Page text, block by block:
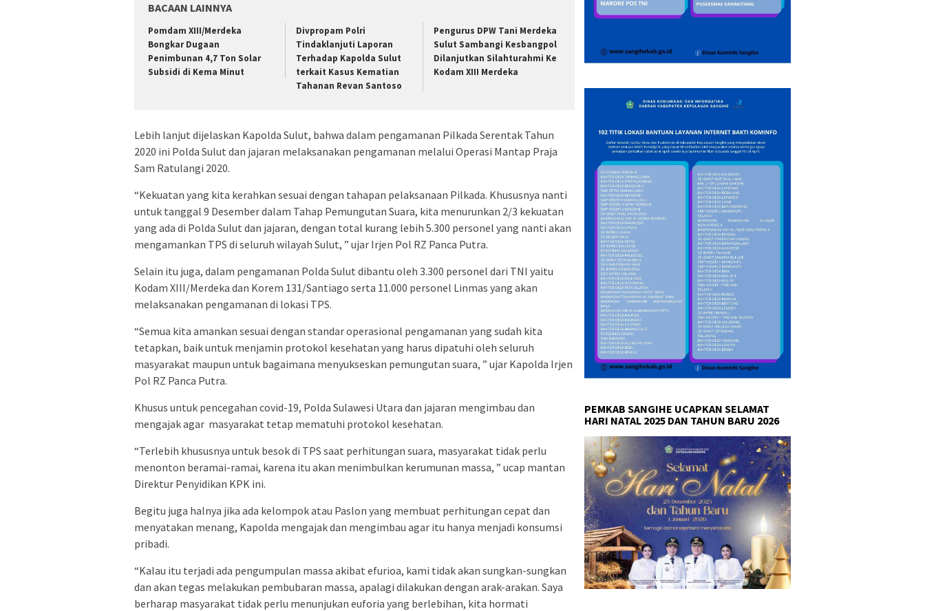
BACAAN LAINNYA
Pomdam XIII/Merdeka
Bongkar Dugaan
Penimbunan 4,7 Ton Solar
Subsidi di Kema Minut
Divpropam Polri
Tindaklanjuti Laporan
Terhadap Kapolda Sulut
terkait Kasus Kematian
Tahanan Revan Santoso
Pengurus DPW Tani Merdeka
Sulut Sambangi Kesbangpol
Dilanjutkan Silahturahmi Ke
Kodam XIII Merdeka
Lebih lanjut dijelaskan Kapolda Sulut, bahwa dalam pengamanan Pilkada Serentak Tahun
2020 ini Polda Sulut dan jajaran melaksanakan pengamanan melalui Operasi Mantap Praja
Sam Ratulangi 2020.
“Kekuatan yang kita kerahkan sesuai dengan tahapan pelaksanaan Pilkada. Khususnya nanti
untuk tanggal 9 Desember dalam Tahap Pemungutan Suara, kita menurunkan 2/3 kekuatan
yang ada di Polda Sulut dan jajaran, dengan total kurang lebih 5.300 personel yang nanti akan
mengamankan TPS di seluruh wilayah Sulut, ” ujar Irjen Pol RZ Panca Putra.
Selain itu juga, dalam pengamanan Polda Sulut dibantu oleh 3.300 personel dari TNI yaitu
Kodam XIII/Merdeka dan Korem 131/Santiago serta 11.000 personel Linmas yang akan
melaksanakan pengamanan di lokasi TPS.
“Semua kita amankan sesuai dengan standar operasional pengamanan yang sudah kita
tetapkan, baik untuk menjamin protokol kesehatan yang harus dipatuhi oleh seluruh
masyarakat maupun untuk bagaimana menyukseskan pemungutan suara, ” ujar Kapolda Irjen
Pol RZ Panca Putra.
Khusus untuk pencegahan covid-19, Polda Sulawesi Utara dan jajaran mengimbau dan
mengajak agar masyarakat tetap mematuhi protokol kesehatan.
“Terlebih khususnya untuk besok di TPS saat perhitungan suara, masyarakat tidak perlu
menonton beramai-ramai, karena itu akan menimbulkan kerumunan massa, ” ucap mantan
Direktur Penyidikan KPK ini.
Begitu juga halnya jika ada kelompok atau Paslon yang membuat perhitungan cepat dan
menyatakan menang, Kapolda mengajak dan mengimbau agar itu hanya menjadi konsumsi
pribadi.
“Kalau itu terjadi ada pengumpulan massa akibat efurioa, kami tidak akan sungkan-sungkan
dan akan tegas melakukan pembubaran massa, apalagi dilakukan dengan arak-arakan. Saya
berharap masyarakat tidak perlu menunjukan euforia yang berlebihan, kita hormati
PEMKAB SANGIHE UCAPKAN SELAMAT
HARI NATAL 2025 DAN TAHUN BARU 2026